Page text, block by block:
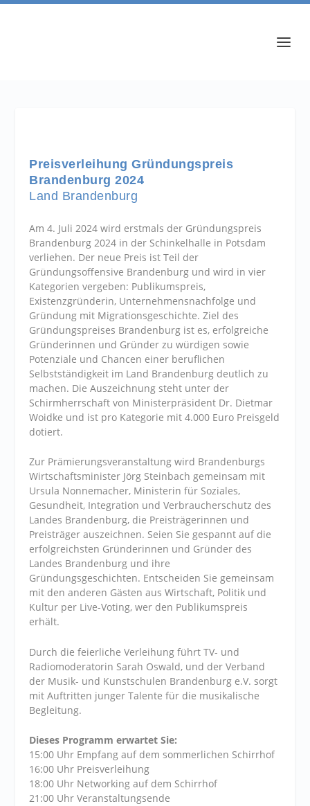
Preisverleihung Gründungspreis
Brandenburg 2024
Land Brandenburg
Am 4. Juli 2024 wird erstmals der Gründungspreis
Brandenburg 2024 in der Schinkelhalle in Potsdam
verliehen. Der neue Preis ist Teil der
Gründungsoffensive Brandenburg und wird in vier
Kategorien vergeben: Publikumspreis,
Existenzgründerin, Unternehmensnachfolge und
Gründung mit Migrationsgeschichte. Ziel des
Gründungspreises Brandenburg ist es, erfolgreiche
Gründerinnen und Gründer zu würdigen sowie
Potenziale und Chancen einer beruflichen
Selbstständigkeit im Land Brandenburg deutlich zu
machen. Die Auszeichnung steht unter der
Schirmherrschaft von Ministerpräsident Dr. Dietmar
Woidke und ist pro Kategorie mit 4.000 Euro Preisgeld
dotiert.
Zur Prämierungsveranstaltung wird Brandenburgs
Wirtschaftsminister Jörg Steinbach gemeinsam mit
Ursula Nonnemacher, Ministerin für Soziales,
Gesundheit, Integration und Verbraucherschutz des
Landes Brandenburg, die Preisträgerinnen und
Preisträger auszeichnen. Seien Sie gespannt auf die
erfolgreichsten Gründerinnen und Gründer des
Landes Brandenburg und ihre
Gründungsgeschichten. Entscheiden Sie gemeinsam
mit den anderen Gästen aus Wirtschaft, Politik und
Kultur per Live-Voting, wer den Publikumspreis
erhält.
Durch die feierliche Verleihung führt TV- und
Radiomoderatorin Sarah Oswald, und der Verband
der Musik- und Kunstschulen Brandenburg e.V. sorgt
mit Auftritten junger Talente für die musikalische
Begleitung.
Dieses Programm erwartet Sie:
15:00 Uhr Empfang auf dem sommerlichen Schirrhof
16:00 Uhr Preisverleihung
18:00 Uhr Networking auf dem Schirrhof
21:00 Uhr Veranstaltungsende